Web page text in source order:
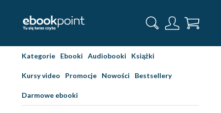
Kategorie Ebooki Audiobooki Książki
Kursy video Promocje Nowości Bestsellery
Darmowe ebooki